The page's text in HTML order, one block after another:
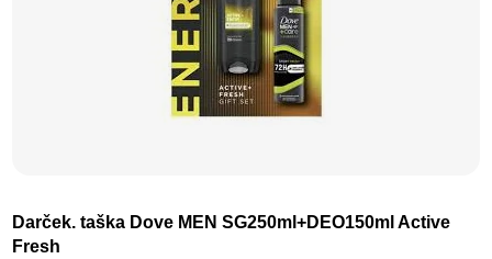
Darček. taška Dove MEN SG250ml+DEO150ml Active
Fresh